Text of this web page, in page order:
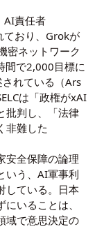
AI責任者
ており、Grokが
密ネットワーク
間で2,000目標に
れている（Ars
は「政権がxAI
批判し、「法律
非難した
安全保障の論理
いう、AI軍事利
している。日本
いることは、
域で意思決定の